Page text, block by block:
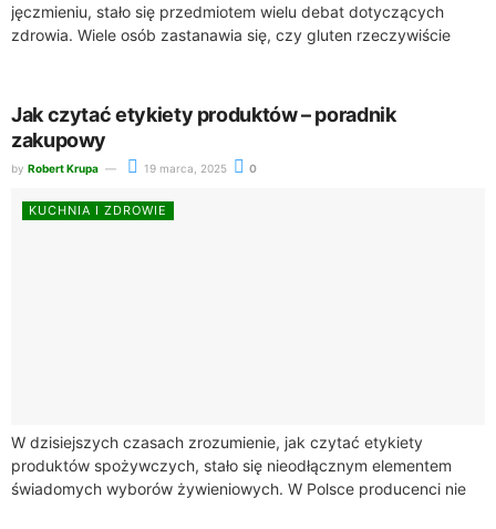
jęczmieniu, stało się przedmiotem wielu debat dotyczących
zdrowia. Wiele osób zastanawia się, czy gluten rzeczywiście
Jak czytać etykiety produktów – poradnik
zakupowy
by Robert Krupa 19 marca, 2025 0
KUCHNIA I ZDROWIE
W dzisiejszych czasach zrozumienie, jak czytać etykiety
produktów spożywczych, stało się nieodłącznym elementem
świadomych wyborów żywieniowych. W Polsce producenci nie